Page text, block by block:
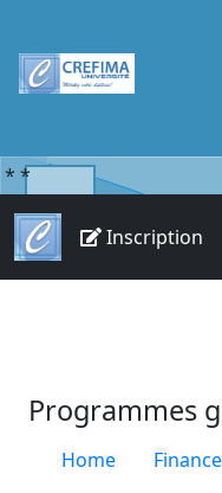
* *
Inscription
Programmes
Home Finance